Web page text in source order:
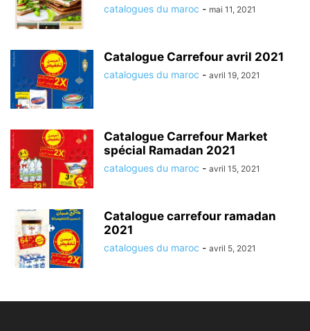
catalogues du maroc - mai 11, 2021
Catalogue Carrefour avril 2021
catalogues du maroc - avril 19, 2021
Catalogue Carrefour Market
spécial Ramadan 2021
catalogues du maroc - avril 15, 2021
Catalogue carrefour ramadan
2021
catalogues du maroc - avril 5, 2021